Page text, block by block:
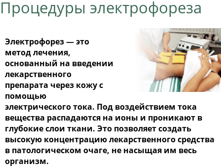
Процедуры электрофореза
Электрофорез — это
метод лечения,
основанный на введении
лекарственного
препарата через кожу с
помощью
электрического тока. Под воздействием тока
вещества распадаются на ионы и проникают в
глубокие слои ткани. Это позволяет создать
высокую концентрацию лекарственного средства
в патологическом очаге, не насыщая им весь
организм.